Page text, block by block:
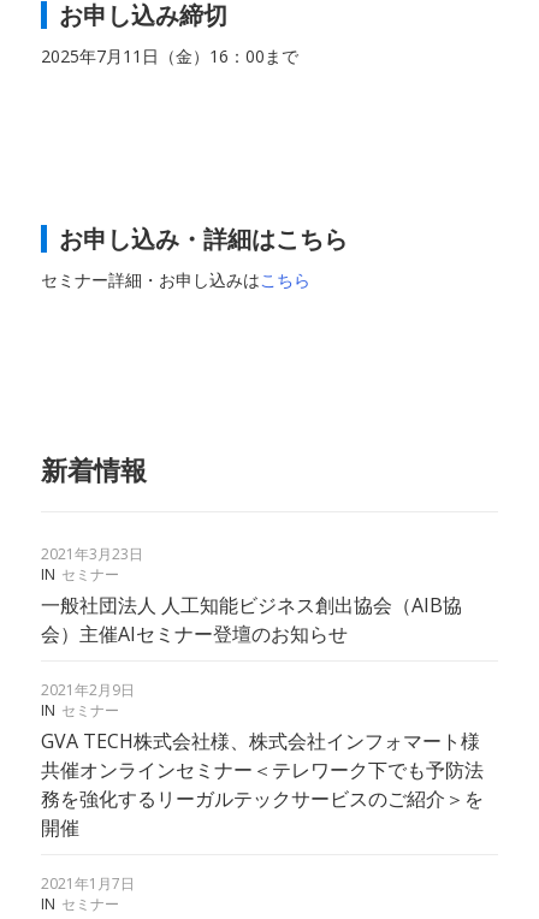
お申し込み締切
2025年7月11日（金）16：00まで
お申し込み・詳細はこちら
セミナー詳細・お申し込みはこちら
新着情報
2021年3月23日
IN セミナー
一般社団法人 人工知能ビジネス創出協会（AIB協
会）主催AIセミナー登壇のお知らせ
2021年2月9日
IN セミナー
GVA TECH株式会社様、株式会社インフォマート様
共催オンラインセミナー＜テレワーク下でも予防法
務を強化するリーガルテックサービスのご紹介＞を
開催
2021年1月7日
IN セミナー